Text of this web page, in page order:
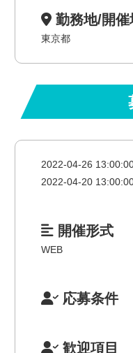
勤務地/開催
東京都
2022-04-26
2022-04-20
開催形式
WEB
応募条件
歓迎項目